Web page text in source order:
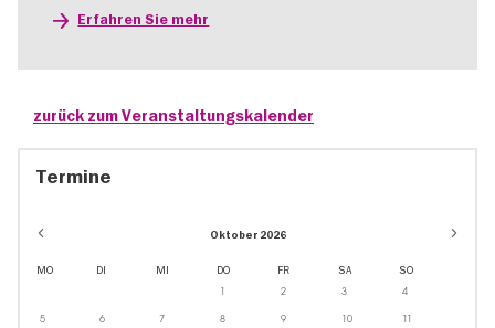
Erfahren Sie mehr
zurück zum Veranstaltungskalender
Termine
Oktober 2026
MO DI MI DO FR SA SO
1 2 3 4
5 6 7 8 9 10 11